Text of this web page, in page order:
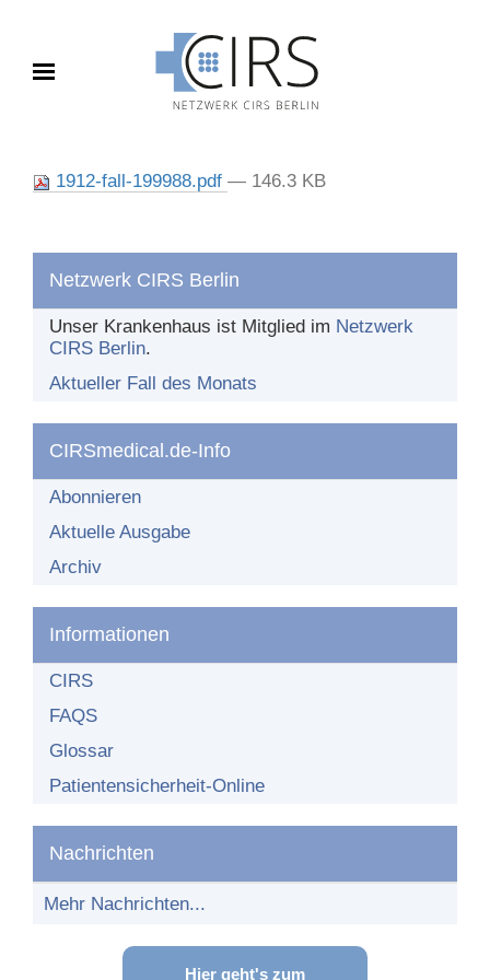
Toggle navigation
BERICHTEN
Was und wie berichten?
Nach dem Bericht
DAS NETZWERK
Organisationsstruktur
Teilnehmende Einrichtungen
Teilnehmer-Bereich
Teilnahme am Netzwerk
1912-fall-199988.pdf — 146.3 KB
Netzwerk CIRS Berlin
Unser Krankenhaus ist Mitglied im Netzwerk
CIRS Berlin.
Aktueller Fall des Monats
CIRSmedical.de-Info
Abonnieren
Aktuelle Ausgabe
Archiv
Informationen
CIRS
FAQS
Glossar
Patientensicherheit-Online
Nachrichten
Mehr Nachrichten...
Hier geht's zum